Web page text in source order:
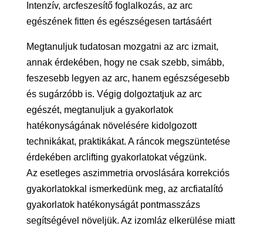
Intenzív, arcfeszesítő foglalkozás, az arc
egészének fitten és egészségesen tartásáért
Megtanuljuk tudatosan mozgatni az arc izmait,
annak érdekében, hogy ne csak szebb, simább,
feszesebb legyen az arc, hanem egészségesebb
és sugárzóbb is. Végig dolgoztatjuk az arc
egészét, megtanuljuk a gyakorlatok
hatékonyságának növelésére kidolgozott
technikákat, praktikákat. A ráncok megszüntetése
érdekében arclifting gyakorlatokat végzünk.
Az esetleges aszimmetria orvoslására korrekciós
gyakorlatokkal ismerkedünk meg, az arcfiatalító
gyakorlatok hatékonyságát pontmasszázs
segítségével növeljük. Az izomláz elkerülése miatt